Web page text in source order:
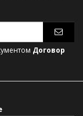
Договор